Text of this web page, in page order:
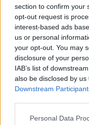
section to confirm your
opt-out request is
interest-based ads
us or personal
your opt-out. You may
disclosure of your
IAB’s list of
also be disclosed by
Downstream
Personal Data